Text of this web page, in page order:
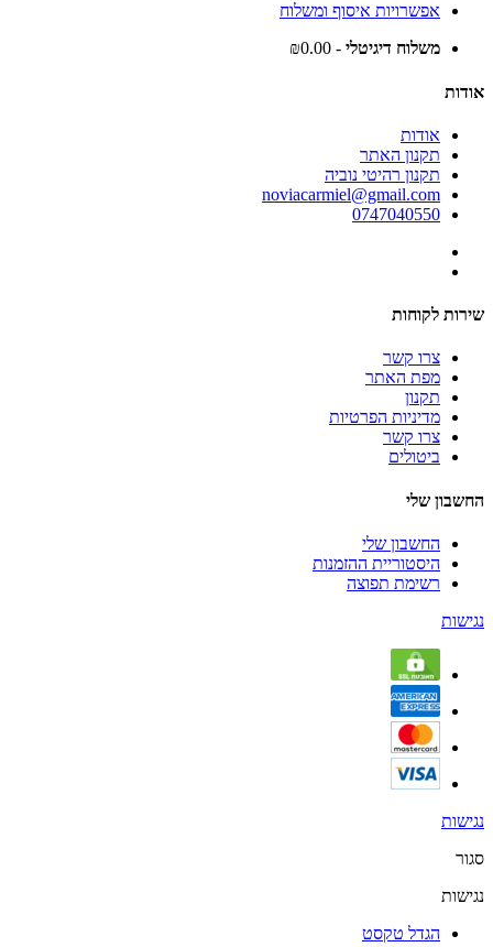
אפשרויות איסוף ומשלוח
משלוח דיגיטלי - ₪0.00
אודות
אודות
תקנון האתר
תקנון רהיטי נוביה
noviacarmiel@gmail.com
0747040550
שירות לקוחות
צרו קשר
מפת האתר
תקנון
מדיניות הפרטיות
צרו קשר
ביטולים
החשבון שלי
החשבון שלי
היסטוריית ההזמנות
רשימת תפוצה
נגישות
נגישות
סגור
נגישות
הגדל טקסט